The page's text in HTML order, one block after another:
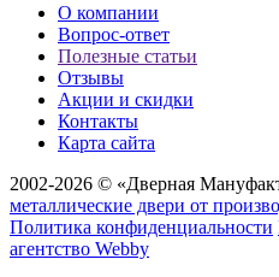
О компании
Вопрос-ответ
Полезные статьи
Отзывы
Акции и скидки
Контакты
Карта сайта
2002-2026 © «Дверная
металлические двери от
Политика конфиденциальности
агентство Webby